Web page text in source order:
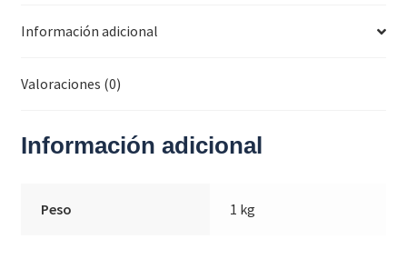
Información adicional
Valoraciones (0)
Información adicional
Peso 1 kg